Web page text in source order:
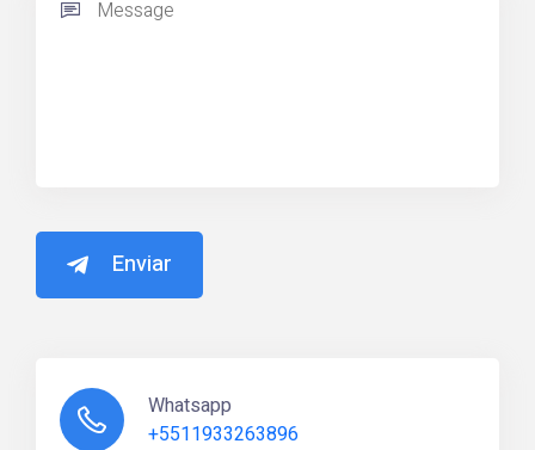
Enviar
Whatsapp
+5511933263896